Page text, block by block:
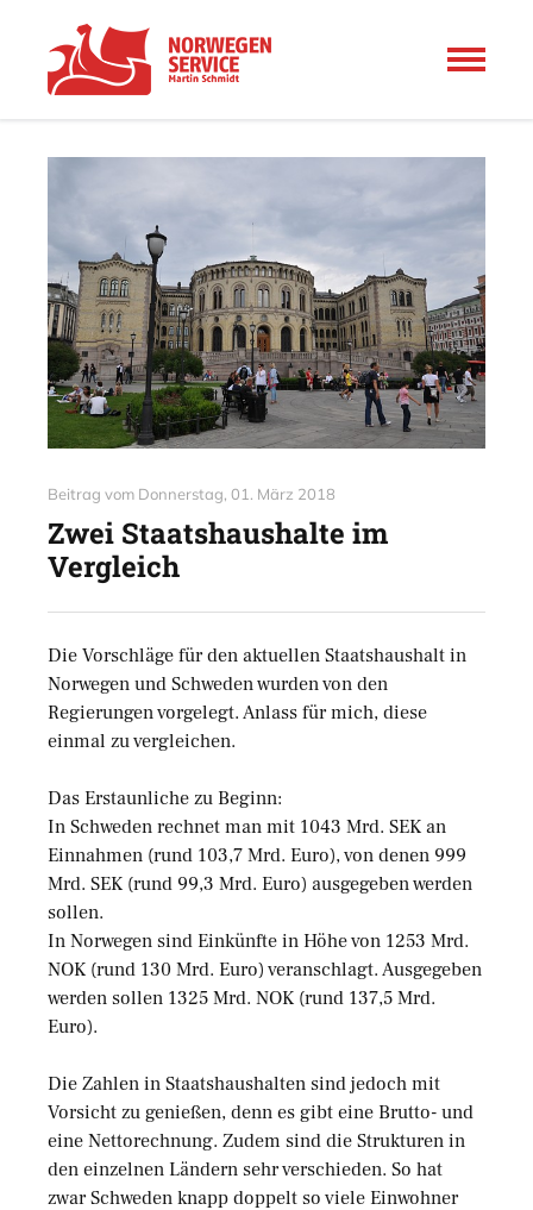
Beitrag vom Donnerstag, 01. März 2018
Zwei Staatshaushalte im
Vergleich
Die Vorschläge für den aktuellen Staatshaushalt in
Norwegen und Schweden wurden von den
Regierungen vorgelegt. Anlass für mich, diese
einmal zu vergleichen.
Das Erstaunliche zu Beginn:
In Schweden rechnet man mit 1043 Mrd. SEK an
Einnahmen (rund 103,7 Mrd. Euro), von denen 999
Mrd. SEK (rund 99,3 Mrd. Euro) ausgegeben werden
sollen.
In Norwegen sind Einkünfte in Höhe von 1253 Mrd.
NOK (rund 130 Mrd. Euro) veranschlagt. Ausgegeben
werden sollen 1325 Mrd. NOK (rund 137,5 Mrd.
Euro).
Die Zahlen in Staatshaushalten sind jedoch mit
Vorsicht zu genießen, denn es gibt eine Brutto- und
eine Nettorechnung. Zudem sind die Strukturen in
den einzelnen Ländern sehr verschieden. So hat
zwar Schweden knapp doppelt so viele Einwohner